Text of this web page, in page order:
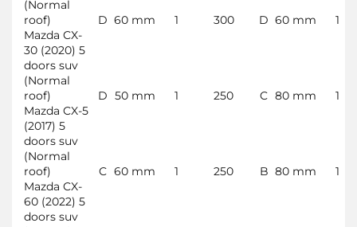
(Normal
roof)
D 60 mm 1 300 D 60 mm
1
Mazda CX-
30 (2020) 5
doors suv
(Normal
roof)
D 50 mm 1 250 C 80 mm
1
Mazda CX-5
(2017) 5
doors suv
(Normal
roof)
C 60 mm 1 250 B 80 mm
1
Mazda CX-
60 (2022) 5
doors suv